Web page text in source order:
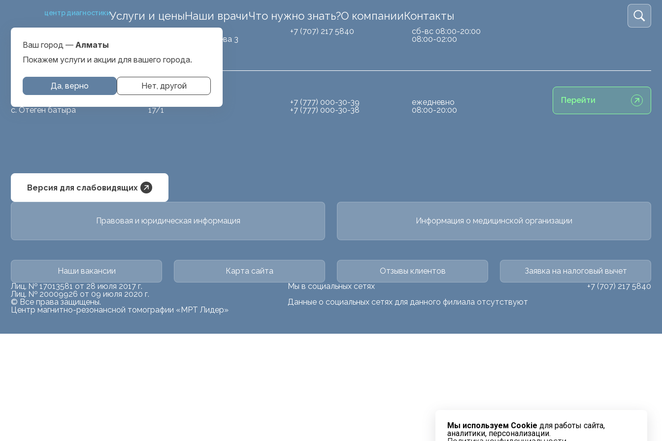
центр диагностикиУслуги и ценыНаши врачиЧто нужно знать?О компанииКонтакты
Выбрать город
Алматы
МРТ животным
с. Отеген батыра
ул. Макатаева 127Б
проспект Серкебаева 3
17/1
+7 (707) 217 5840
+7 (777) 000-30-39
+7 (777) 000-30-38
сб-вс 08:00-20:00
08:00-02:00
ежедневно
08:00-20:00
Перейти
Ваш город — Алматы
Покажем услуги и акции для вашего города.
Да, верно Нет, другой
Мы используем Cookie для работы сайта,
аналитики, персонализации.
Версия для слабовидящих
Правовая и юридическая информация
Наши вакансии Карта сайта
Информация о медицинской организации
Отзывы клиентов
Заявка на налоговый вычет
Лиц. № 17013581 от 28 июля 2017 г.
Лиц. № 20009926 от 09 июля 2020 г.
© Все права защищены.
Центр магнитно-резонансной томографии «МРТ Лидер»
Мы в социальных сетях
Данные о социальных сетях для данного филиала отсутствуют
+7 (707) 217 5840